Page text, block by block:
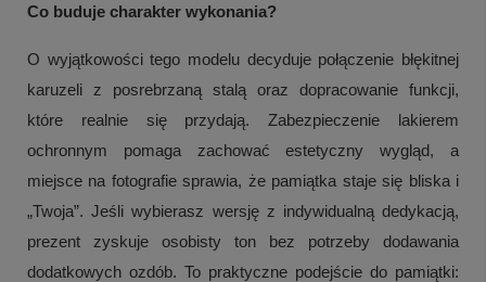
Co buduje charakter wykonania?
O wyjątkowości tego modelu decyduje połączenie błękitnej
karuzeli z posrebrzaną stalą oraz dopracowanie funkcji,
które realnie się przydają. Zabezpieczenie lakierem
ochronnym pomaga zachować estetyczny wygląd, a
miejsce na fotografie sprawia, że pamiątka staje się bliska i
„Twoja”. Jeśli wybierasz wersję z indywidualną dedykacją,
prezent zyskuje osobisty ton bez potrzeby dodawania
dodatkowych ozdób. To praktyczne podejście do pamiątki: